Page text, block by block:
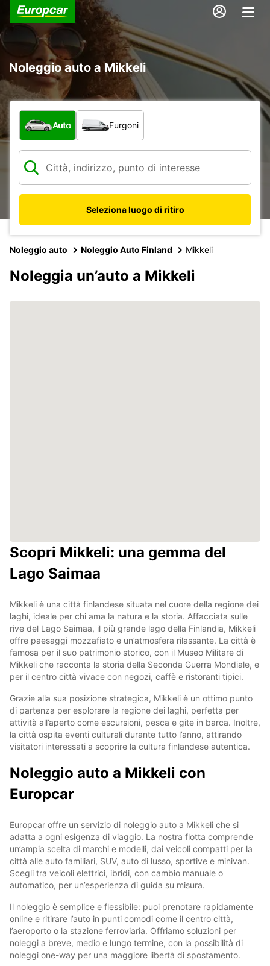
Noleggio auto a Mikkeli
Scegli la tipologia di veicolo:
Auto Furgoni
Seleziona luogo di ritiro
Noleggio auto Noleggio Auto Finland Mikkeli
Noleggia un’auto a Mikkeli
Scopri Mikkeli: una gemma del
Lago Saimaa
Mikkeli è una città finlandese situata nel cuore della regione dei
laghi, ideale per chi ama la natura e la storia. Affacciata sulle
rive del Lago Saimaa, il più grande lago della Finlandia, Mikkeli
offre paesaggi mozzafiato e un’atmosfera rilassante. La città è
famosa per il suo patrimonio storico, con il Museo Militare di
Mikkeli che racconta la storia della Seconda Guerra Mondiale, e
per il centro città vivace con negozi, caffè e ristoranti tipici.
Grazie alla sua posizione strategica, Mikkeli è un ottimo punto
di partenza per esplorare la regione dei laghi, perfetta per
attività all’aperto come escursioni, pesca e gite in barca. Inoltre,
la città ospita eventi culturali durante tutto l’anno, attirando
visitatori interessati a scoprire la cultura finlandese autentica.
Noleggio auto a Mikkeli con
Europcar
Europcar offre un servizio di noleggio auto a Mikkeli che si
adatta a ogni esigenza di viaggio. La nostra flotta comprende
un’ampia scelta di marchi e modelli, dai veicoli compatti per la
città alle auto familiari, SUV, auto di lusso, sportive e minivan.
Scegli tra veicoli elettrici, ibridi, con cambio manuale o
automatico, per un’esperienza di guida su misura.
Il noleggio è semplice e flessibile: puoi prenotare rapidamente
online e ritirare l’auto in punti comodi come il centro città,
l’aeroporto o la stazione ferroviaria. Offriamo soluzioni per
noleggi a breve, medio e lungo termine, con la possibilità di
noleggi one-way per una maggiore libertà di spostamento.